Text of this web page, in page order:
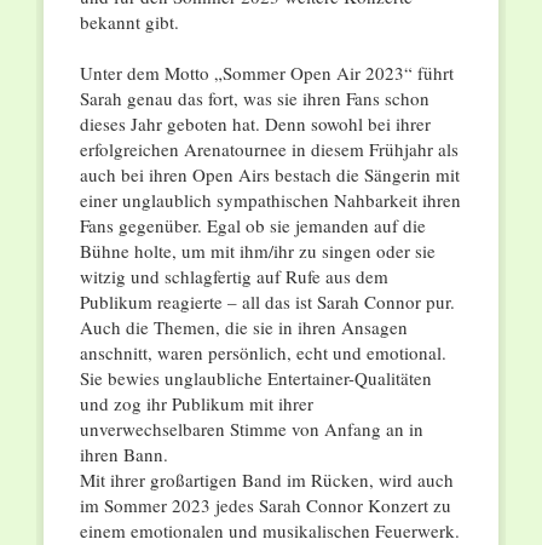
bekannt gibt.
Unter dem Motto „Sommer Open Air 2023“ führt
Sarah genau das fort, was sie ihren Fans schon
dieses Jahr geboten hat. Denn sowohl bei ihrer
erfolgreichen Arenatournee in diesem Frühjahr als
auch bei ihren Open Airs bestach die Sängerin mit
einer unglaublich sympathischen Nahbarkeit ihren
Fans gegenüber. Egal ob sie jemanden auf die
Bühne holte, um mit ihm/ihr zu singen oder sie
witzig und schlagfertig auf Rufe aus dem
Publikum reagierte – all das ist Sarah Connor pur.
Auch die Themen, die sie in ihren Ansagen
anschnitt, waren persönlich, echt und emotional.
Sie bewies unglaubliche Entertainer-Qualitäten
und zog ihr Publikum mit ihrer
unverwechselbaren Stimme von Anfang an in
ihren Bann.
Mit ihrer großartigen Band im Rücken, wird auch
im Sommer 2023 jedes Sarah Connor Konzert zu
einem emotionalen und musikalischen Feuerwerk.